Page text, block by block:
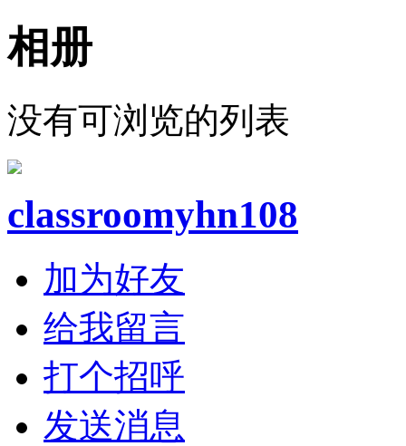
相册
没有可浏览的列表
classroomyhn108
加为好友
给我留言
打个招呼
发送消息